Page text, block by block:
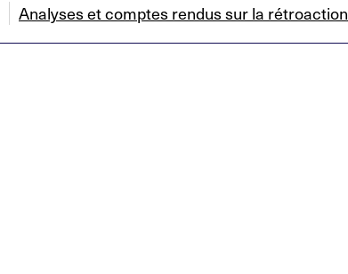
Analyses et comptes rendus sur la rétroaction